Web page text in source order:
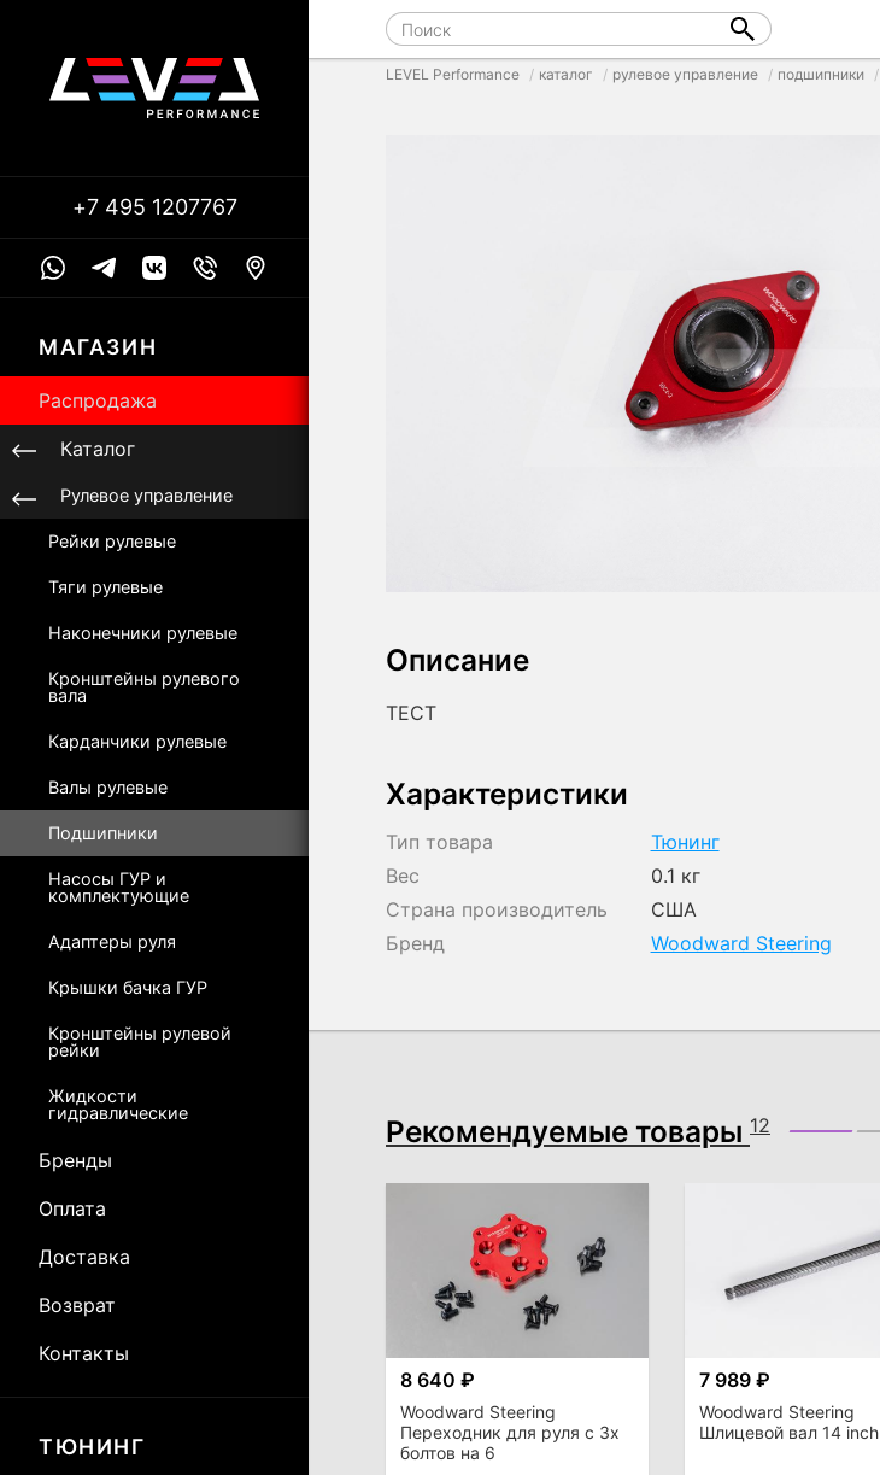
LEVEL Performance каталог рулевое управление подшипники
Описание
ТЕСТ
Характеристики
Тип товара
Тюнинг
Вес
0.1 кг
Страна производитель
США
Бренд
Woodward Steering
Рекомендуемые товары 12
8 640 ₽
Woodward Steering
Переходник для руля с 3х
болтов на 6
7 989 ₽
Woodward Steering
Шлицевой вал 14 inch
+7 495 1207767
МАГАЗИН
Распродажа
Каталог
Рулевое управление
Рейки рулевые
Тяги рулевые
Наконечники рулевые
Кронштейны рулевого
вала
Карданчики рулевые
Валы рулевые
Подшипники
Насосы ГУР и
комплектующие
Адаптеры руля
Крышки бачка ГУР
Кронштейны рулевой
рейки
Жидкости
гидравлические
Бренды
Оплата
Доставка
Возврат
Контакты
ТЮНИНГ